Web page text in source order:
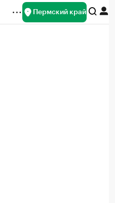
Пермский край